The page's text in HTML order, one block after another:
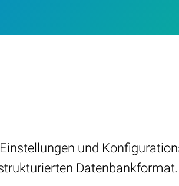
und
Datenbankformat.